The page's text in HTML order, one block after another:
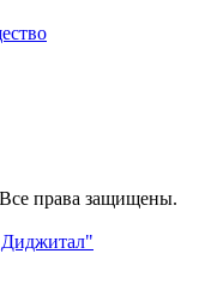
права защищены.